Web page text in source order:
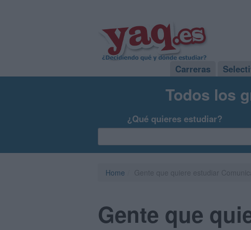
Carreras
Todos los
¿Qué quieres estudiar?
Home
Gente que